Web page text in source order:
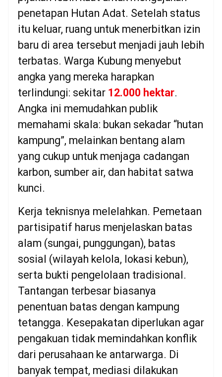
penetapan Hutan Adat. Setelah status
itu keluar, ruang untuk menerbitkan izin
baru di area tersebut menjadi jauh lebih
terbatas. Warga Kubung menyebut
angka yang mereka harapkan
terlindungi: sekitar 12.000 hektar.
Angka ini memudahkan publik
memahami skala: bukan sekadar “hutan
kampung”, melainkan bentang alam
yang cukup untuk menjaga cadangan
karbon, sumber air, dan habitat satwa
kunci.
Kerja teknisnya melelahkan. Pemetaan
partisipatif harus menjelaskan batas
alam (sungai, punggungan), batas
sosial (wilayah kelola, lokasi kebun),
serta bukti pengelolaan tradisional.
Tantangan terbesar biasanya
penentuan batas dengan kampung
tetangga. Kesepakatan diperlukan agar
pengakuan tidak memindahkan konflik
dari perusahaan ke antarwarga. Di
banyak tempat, mediasi dilakukan